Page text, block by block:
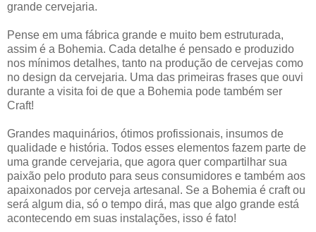
grande cervejaria.
Pense em uma fábrica grande e muito bem estruturada,
assim é a Bohemia. Cada detalhe é pensado e produzido
nos mínimos detalhes, tanto na produção de cervejas como
no design da cervejaria. Uma das primeiras frases que ouvi
durante a visita foi de que a Bohemia pode também ser
Craft!
Grandes maquinários, ótimos profissionais, insumos de
qualidade e história. Todos esses elementos fazem parte de
uma grande cervejaria, que agora quer compartilhar sua
paixão pelo produto para seus consumidores e também aos
apaixonados por cerveja artesanal. Se a Bohemia é craft ou
será algum dia, só o tempo dirá, mas que algo grande está
acontecendo em suas instalações, isso é fato!